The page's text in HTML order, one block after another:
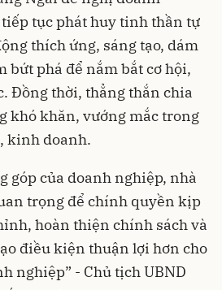
tục phát huy tinh thần tự
thích ứng, sáng tạo, dám
bứt phá để nắm bắt cơ hội,
Đồng thời, thẳng thắn chia
khó khăn, vướng mắc trong
kinh doanh.
góp của doanh nghiệp, nhà
trọng để chính quyền kịp
hoàn thiện chính sách và
điều kiện thuận lợi hơn cho
nghiệp” - Chủ tịch UBND